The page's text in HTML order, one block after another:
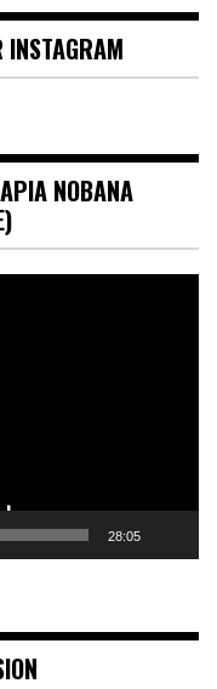
INSTAGRAM
NOBANA
28:05